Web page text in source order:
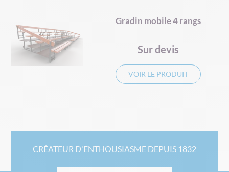
Gradin mobile 4 rangs
Sur devis
VOIR LE PRODUIT
CRÉATEUR D'ENTHOUSIASME DEPUIS 1832